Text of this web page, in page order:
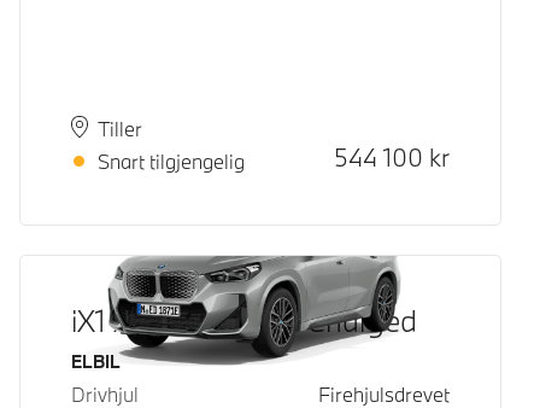
PlassTiller
Leveringstid
Snart tilgjengelig
Kontantpris
544 100 kr
iX1 xDrive30 Fully Charged
Drivstoff
ELBIL
Drivhjul
Firehjulsdrevet